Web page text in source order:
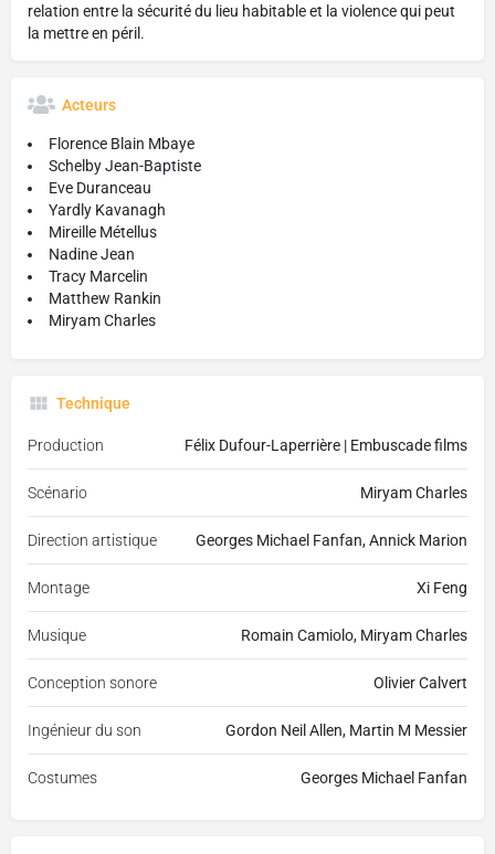
relation entre la sécurité du lieu habitable et la violence qui peut
la mettre en péril.
Acteurs
Florence Blain Mbaye
Schelby Jean-Baptiste
Eve Duranceau
Yardly Kavanagh
Mireille Métellus
Nadine Jean
Tracy Marcelin
Matthew Rankin
Miryam Charles
Technique
Production Félix Dufour-Laperrière | Embuscade films
Scénario Miryam Charles
Direction artistique Georges Michael Fanfan, Annick Marion
Montage Xi Feng
Musique Romain Camiolo, Miryam Charles
Conception sonore Olivier Calvert
Ingénieur du son Gordon Neil Allen, Martin M Messier
Costumes Georges Michael Fanfan